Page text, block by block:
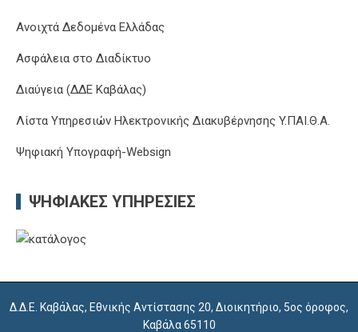
Ανοιχτά Δεδομένα Ελλάδας
Ασφάλεια στο Διαδίκτυο
Διαύγεια (ΔΔΕ Καβάλας)
Λίστα Υπηρεσιών Ηλεκτρονικής Διακυβέρνησης Y.ΠΑΙ.Θ.Α.
Ψηφιακή Υπογραφή-Websign
ΨΗΦΙΑΚΈΣ ΥΠΗΡΕΣΊΕΣ
Δ.Δ.Ε. Καβάλας, Εθνικής Αντίστασης 20, Διοικητήριο, 5ος όροφος,
Καβάλα 65110